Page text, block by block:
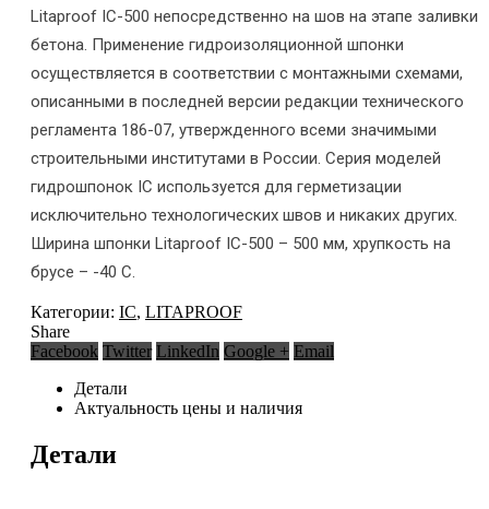
Litaproof IC-500 непосредственно на шов на этапе заливки
бетона. Применение гидроизоляционной шпонки
осуществляется в соответствии с монтажными схемами,
описанными в последней версии редакции технического
регламента 186-07, утвержденного всеми значимыми
строительными институтами в России. Серия моделей
гидрошпонок IC используется для герметизации
исключительно технологических швов и никаких других.
Ширина шпонки Litaproof IC-500 – 500 мм, хрупкость на
брусе – -40 С.
Категории: IC, LITAPROOF
Share
Facebook Twitter LinkedIn Google + Email
Детали
Актуальность цены и наличия
Детали